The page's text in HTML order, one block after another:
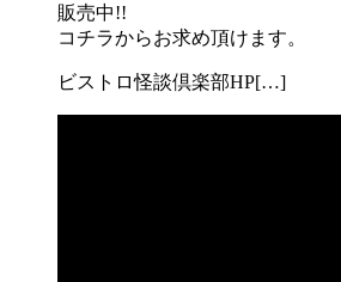
販売中!!
コチラからお求め頂けます。
ビストロ怪談倶楽部HP[…]